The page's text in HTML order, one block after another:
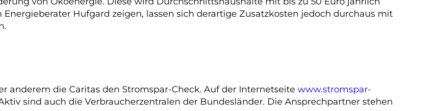
Hufgard zeigen, lassen sich derartige Zusatzkosten jedoch durchaus mit
anderem die Caritas den Stromspar-Check. Auf der Internetseite www.stromspar-
sind auch die Verbraucherzentralen der Bundesländer. Die Ansprechpartner stehen